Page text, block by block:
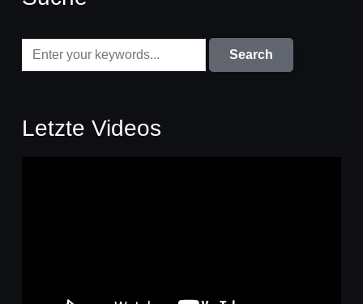
Letzte Videos